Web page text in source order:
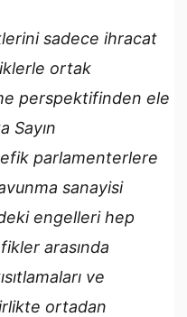
sadece ihracat
ortak
perspektifinden ele
Sayın
parlamenterlere
sanayisi
engelleri hep
arasında
ve
ortadan